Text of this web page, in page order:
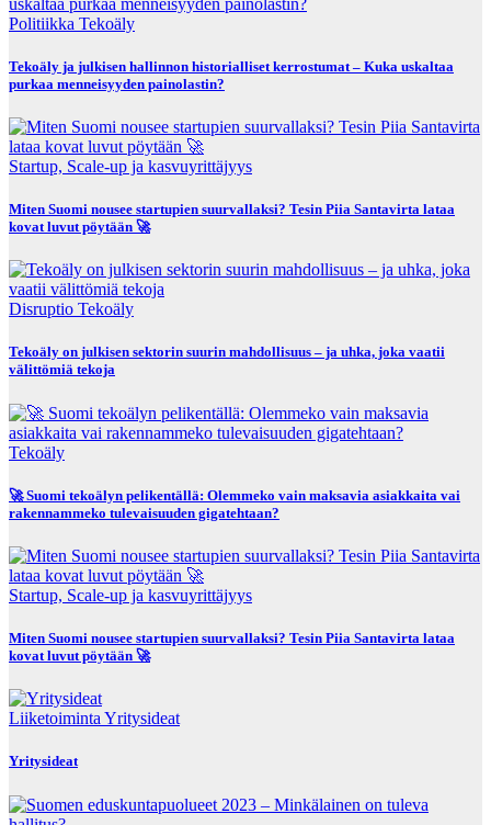
Politiikka Tekoäly
Tekoäly ja julkisen hallinnon historialliset kerrostumat – Kuka uskaltaa
purkaa menneisyyden painolastin?
Startup, Scale-up ja kasvuyrittäjyys
Miten Suomi nousee startupien suurvallaksi? Tesin Piia Santavirta lataa
kovat luvut pöytään 🚀
Disruptio Tekoäly
Tekoäly on julkisen sektorin suurin mahdollisuus – ja uhka, joka vaatii
välittömiä tekoja
Tekoäly
🚀 Suomi tekoälyn pelikentällä: Olemmeko vain maksavia asiakkaita vai
rakennammeko tulevaisuuden gigatehtaan?
Startup, Scale-up ja kasvuyrittäjyys
Miten Suomi nousee startupien suurvallaksi? Tesin Piia Santavirta lataa
kovat luvut pöytään 🚀
Liiketoiminta Yritysideat
Yritysideat